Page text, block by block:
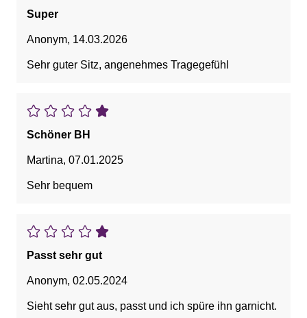
Super
Anonym, 14.03.2026
Sehr guter Sitz, angenehmes Tragegefühl
Schöner BH
Martina, 07.01.2025
Sehr bequem
Passt sehr gut
Anonym, 02.05.2024
Sieht sehr gut aus, passt und ich spüre ihn garnicht.